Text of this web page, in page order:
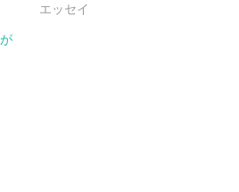
エッセイ